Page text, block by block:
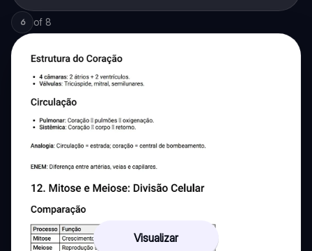
6 of 8
Visualizar